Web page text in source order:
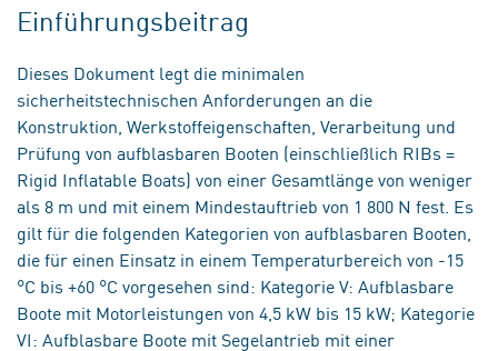
Einführungsbeitrag
Dieses Dokument legt die minimalen
sicherheitstechnischen Anforderungen an die
Konstruktion, Werkstoffeigenschaften, Verarbeitung und
Prüfung von aufblasbaren Booten (einschließlich RIBs =
Rigid Inflatable Boats) von einer Gesamtlänge von weniger
als 8 m und mit einem Mindestauftrieb von 1 800 N fest. Es
gilt für die folgenden Kategorien von aufblasbaren Booten,
die für einen Einsatz in einem Temperaturbereich von -15
°C bis +60 °C vorgesehen sind: Kategorie V: Aufblasbare
Boote mit Motorleistungen von 4,5 kW bis 15 kW; Kategorie
VI: Aufblasbare Boote mit Segelantrieb mit einer